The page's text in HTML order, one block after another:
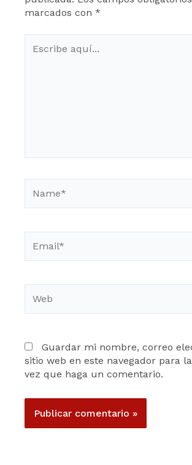
marcados con *
aquí...
Guardar mi nombre, correo
sitio web en este navegador para
vez que haga un comentario.